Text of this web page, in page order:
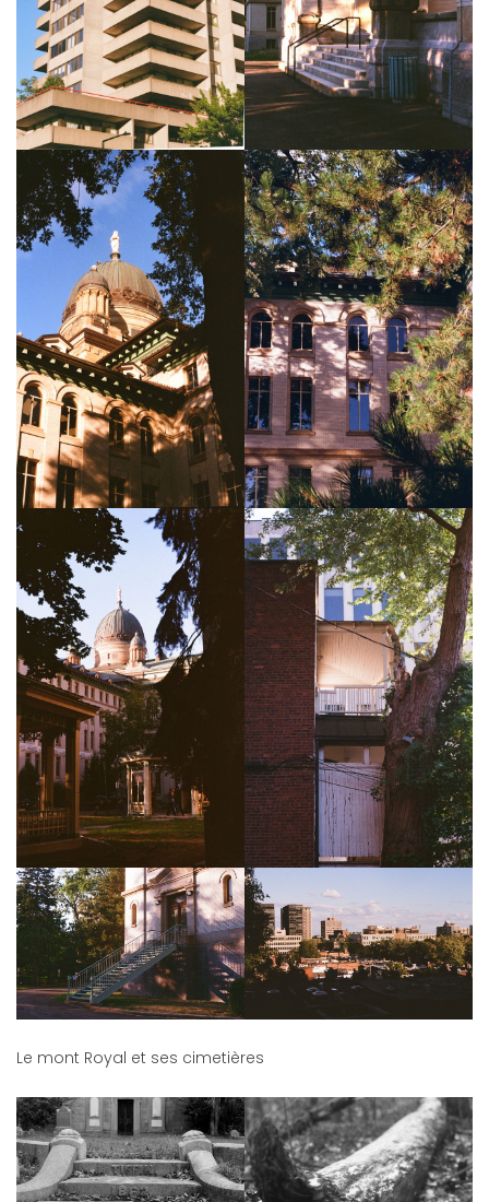
Le mont Royal et ses cimetières